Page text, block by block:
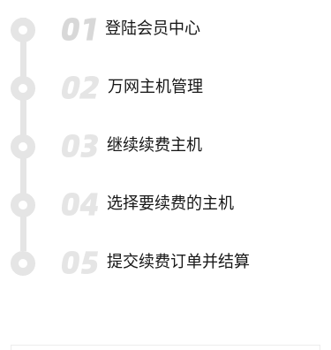
登陆会员中心
万网主机管理
继续续费主机
选择要续费的主机
提交续费订单并结算